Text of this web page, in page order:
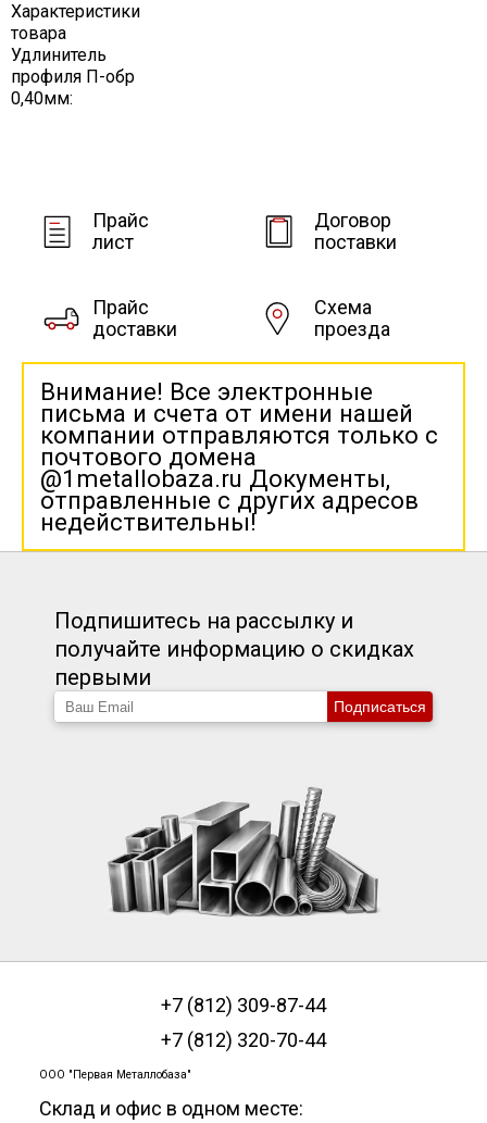
Характеристики
товара
Удлинитель
профиля П-обр
0,40мм:
Прайс
лист
Договор
поставки
Прайс
доставки
Схема
проезда
Внимание! Все электронные
письма и счета от имени нашей
компании отправляются только с
почтового домена
@1metallobaza.ru Документы,
отправленные с других адресов
недействительны!
Подпишитесь на рассылку и
получайте информацию о скидках
первыми
Подписаться
+7 (812) 309-87-44
+7 (812) 320-70-44
ООО "Первая Металлобаза"
Склад и офис в одном месте: